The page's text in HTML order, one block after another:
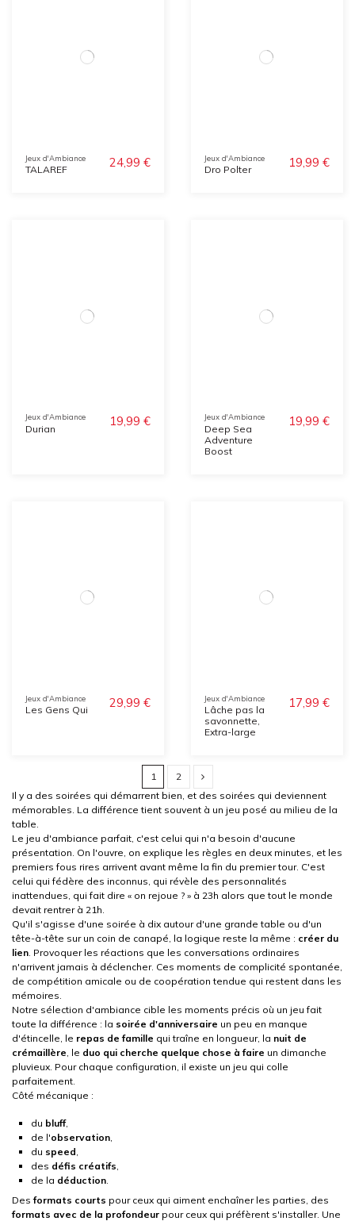
Jeux d'Ambiance
TALAREF 24,99 € Jeux d'Ambiance
Dro Polter 19,99 €
Jeux d'Ambiance
Durian 19,99 € Jeux d'Ambiance
Deep Sea
Adventure
Boost
19,99 €
Jeux d'Ambiance
Les Gens Qui 29,99 € Jeux d'Ambiance
Lâche pas la
savonnette,
Extra-large
17,99 €
1
2
Il y a des soirées qui démarrent bien, et des soirées qui deviennent
mémorables. La différence tient souvent à un jeu posé au milieu de la
table.
Le jeu d'ambiance parfait, c'est celui qui n'a besoin d'aucune
présentation. On l'ouvre, on explique les règles en deux minutes, et les
premiers fous rires arrivent avant même la fin du premier tour. C'est
celui qui fédère des inconnus, qui révèle des personnalités
inattendues, qui fait dire « on rejoue ? » à 23h alors que tout le monde
devait rentrer à 21h.
Qu'il s'agisse d'une soirée à dix autour d'une grande table ou d'un
tête-à-tête sur un coin de canapé, la logique reste la même : créer du
lien . Provoquer les réactions que les conversations ordinaires
n'arrivent jamais à déclencher. Ces moments de complicité spontanée,
de compétition amicale ou de coopération tendue qui restent dans les
mémoires.
Notre sélection d'ambiance cible les moments précis où un jeu fait
toute la différence : la soirée d'anniversaire un peu en manque
d'étincelle, le repas de famille qui traîne en longueur, la nuit de
crémaillère , le duo qui cherche quelque chose à faire un dimanche
pluvieux. Pour chaque configuration, il existe un jeu qui colle
parfaitement.
Côté mécanique :
du bluff,
de l'observation
du speed
des défis créatifs
de la déduction
Desformats courts pour ceux qui aiment enchaîner les parties, des
formats avec de la profondeur pour ceux qui préfèrent s'installer. Une